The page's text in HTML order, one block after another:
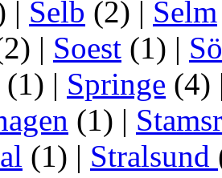
| Selb (2) | Selm
| Soest (1) |
(1) | Springe (4)
(1) |
(1) | Stralsund